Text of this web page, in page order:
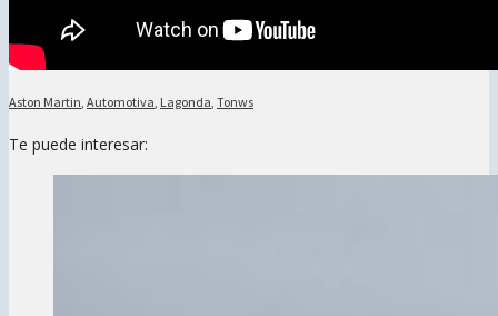
Aston Martin Automotiva Lagonda Tonws
Te puede interesar: